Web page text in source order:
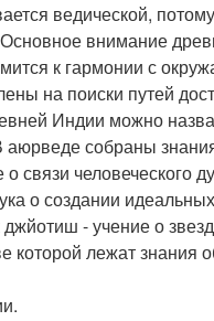
ведической,
внимание
к гармонии с
на поиски путей
Индии можно
аюрведе собраны
связи человеческого
о создании
- учение о
которой лежат